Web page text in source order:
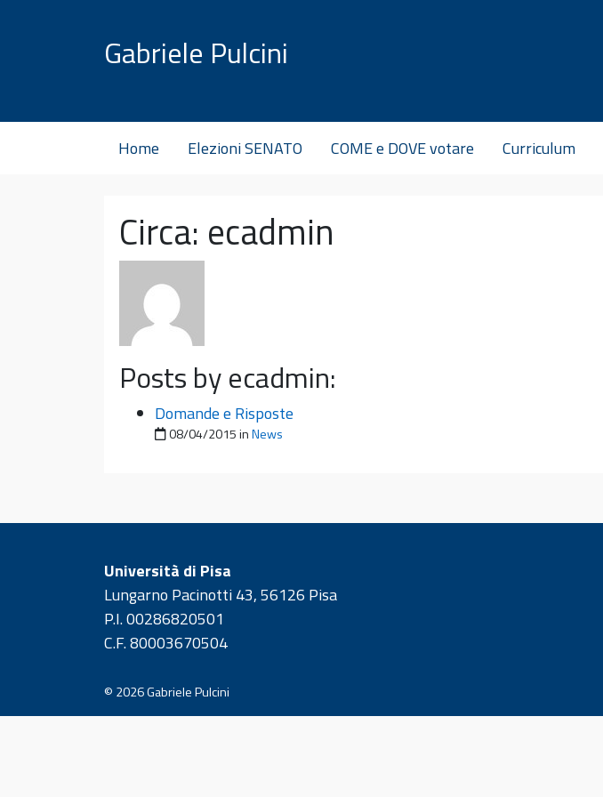
Gabriele Pulcini
Home Elezioni SENATO COME e DOVE votare Curriculum
Circa: ecadmin
Posts by ecadmin:
Domande e Risposte
Pubblicato il
08/04/2015inNews
Università di Pisa
Lungarno Pacinotti 43, 56126 Pisa
P.I. 00286820501
C.F. 80003670504
© 2026Gabriele Pulcini